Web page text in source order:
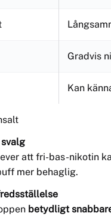
Gradvis
Kan
att fri-bas-nikotin
mer behaglig.
betydligt